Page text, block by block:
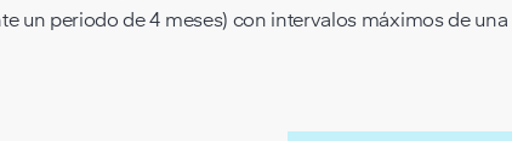
un periodo de 4 meses) con intervalos máximos de una